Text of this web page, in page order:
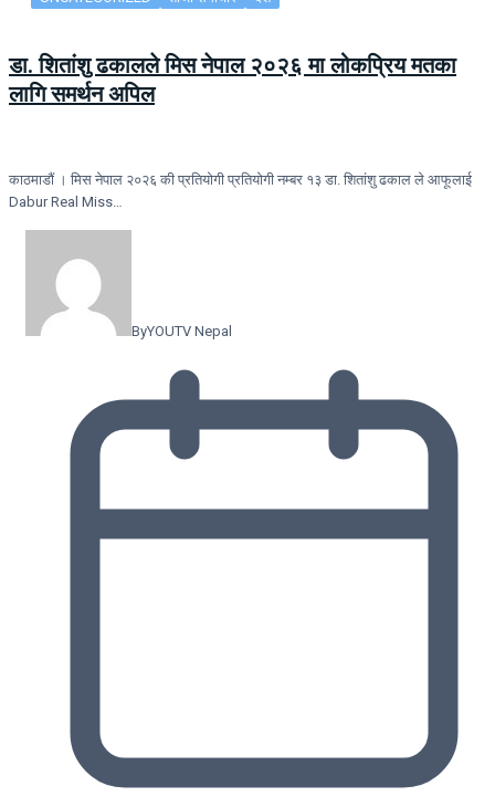
डा. शितांशु ढकालले मिस नेपाल २०२६ मा लोकप्रिय मतका
लागि समर्थन अपिल
काठमाडौं । मिस नेपाल २०२६ की प्रतियोगी प्रतियोगी नम्बर १३ डा. शितांशु ढकाल ले आफूलाई
Dabur Real Miss…
ByYOUTV Nepal